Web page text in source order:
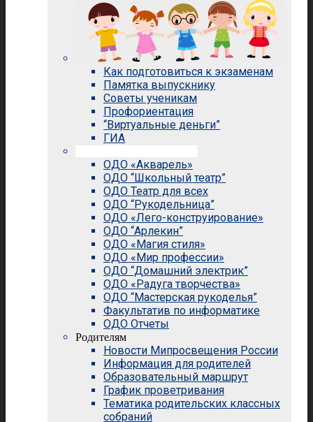
Как подготовиться к экзаменам
Памятка выпускнику
Советы ученикам
Профориентация
“Виртуальные деньги”
ГИА
ОДО «Акварель»
ОДО “Школьный театр”
ОДО Театр для всех
ОДО “Рукодельница”
ОДО «Лего-конструирование»
ОДО “Арлекин”
ОДО «Магия стиля»
ОДО «Мир профессии»
ОДО “Домашний электрик”
ОДО «Радуга творчества»
ОДО “Мастерская рукоделья”
Факультатив по информатике
ОДО Отчеты
Родителям
Новости Мипросвещения России
Информация для родителей
Образовательный маршрут
График проветривания
Тематика родительских классных
собраний